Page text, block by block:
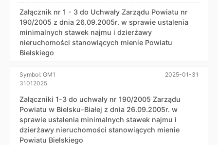
Załącznik nr 1 - 3 do Uchwały Zarządu Powiatu nr
190/2005 z dnia 26.09.2005r. w sprawie ustalenia
minimalnych stawek najmu i dzierżawy
nieruchomości stanowiących mienie Powiatu
Bielskiego
Symbol: GM1
31012025
2025-01-31
Załączniki 1-3 do uchwały nr 190/2005 Zarządu
Powiatu w Bielsku-Białej z dnia 26.09.2005r. w
sprawie ustalenia minimalnych stawek najmu i
dzierżawy nieruchomości stanowiących mienie
Powiatu Bielskiego